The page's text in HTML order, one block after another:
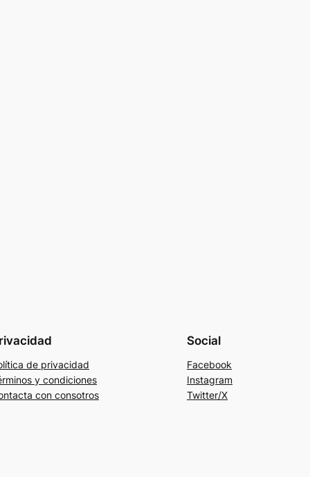
de privacidad
y condiciones
con consotros
Social
Facebook
Instagram
Twitter/X